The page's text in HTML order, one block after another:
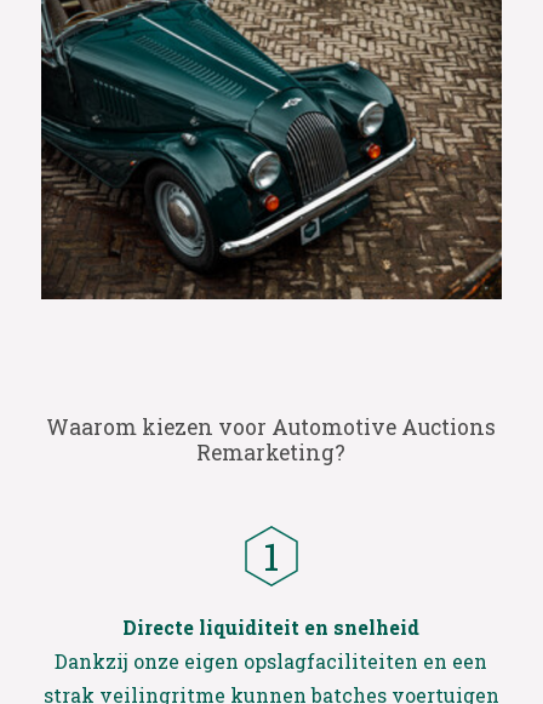
Waarom kiezen voor Automotive Auctions
Remarketing?
Directe liquiditeit en snelheid
Dankzij onze eigen opslagfaciliteiten en een
strak veilingritme kunnen batches voertuigen